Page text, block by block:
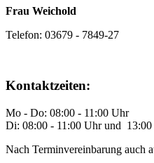
Frau Weichold
Telefon: 03679 - 7849-27
Kontaktzeiten:
Mo - Do: 08:00 - 11:00 Uhr
Di: 08:00 - 11:00 Uhr und
Nach Terminvereinbarung auch